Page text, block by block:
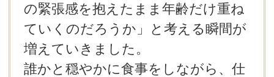
の緊張感を抱えたまま年齢だけ重ね
ていくのだろうか」と考える瞬間が
増えていきました。
誰かと穏やかに食事をしながら、仕